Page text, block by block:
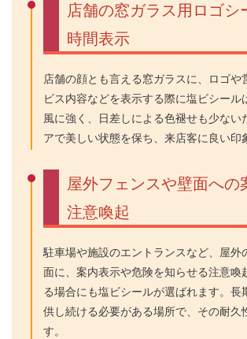
店舗の窓ガラス用ロゴシ
時間表示
店舗の顔とも言える窓ガラスに、ロゴや
ビス内容などを表示する際に塩ビシール
風に強く、日差しによる色褪せも少ない
アで美しい状態を保ち、来店客に良い印
屋外フェンスや壁面への
注意喚起
駐車場や施設のエントランスなど、屋外
面に、案内表示や危険を知らせる注意喚
る場合にも塩ビシールが選ばれます。長
供し続ける必要がある場所で、その耐久
す。